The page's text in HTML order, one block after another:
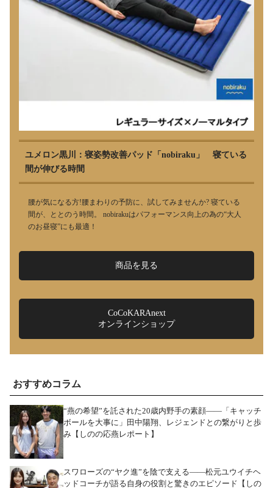
ユメロン黒川：寝姿勢改善パッド「nobiraku」 寝ている
間が伸びる時間
腰が気になる方!腰まわりの予防に、試してみませんか? 寝ている
間が、ととのう時間。 nobirakuはパフォーマンス向上の為の“大人
のお昼寝”にも最適！
商品を見る
CoCoKARAnext
オンラインショップ
おすすめコラム
“燕の希望”を託された20歳内野手の素顔――「キャッチ
ボールを大事に」田中陽翔、レジェンドとの繋がりと歩
み【しのの応燕レポート】
スワローズの“ヤク進”を陰で支える――松元ユウイチヘ
ッドコーチが語る自身の役割と驚きのエピソード【しの